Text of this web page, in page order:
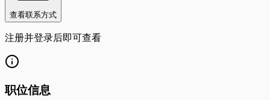
查看联系方式
注册并登录后即可查看
职位信息